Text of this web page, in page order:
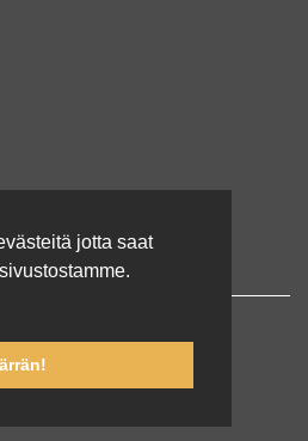
jotta saat
lernu.net |Impressum